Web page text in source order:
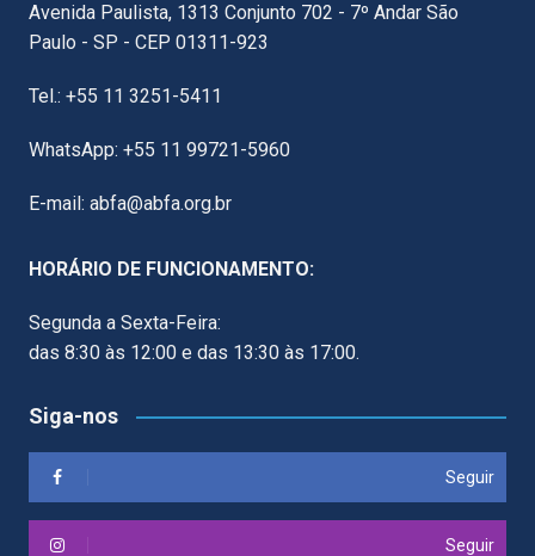
Avenida Paulista, 1313 Conjunto 702 - 7º Andar São
Paulo - SP - CEP 01311-923
Tel.: +55 11 3251-5411
WhatsApp: +55 11 99721-5960
E-mail: abfa@abfa.org.br
HORÁRIO DE FUNCIONAMENTO:
Segunda a Sexta-Feira:
das 8:30 às 12:00 e das 13:30 às 17:00.
Siga-nos
Seguir
Seguir